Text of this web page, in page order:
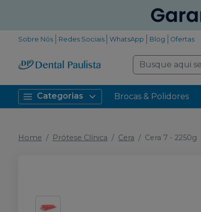
Sobre Nós Redes Sociais WhatsApp Blog Ofertas
Categorias Brocas & Polidores
Home Prótese Clínica Cera Cera 7 - 2250g